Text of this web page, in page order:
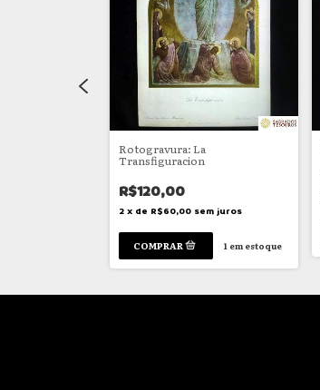
Rotogravura: La
Transfiguracion
R$120,00
2 x de R$60,00 sem juros
1em estoque